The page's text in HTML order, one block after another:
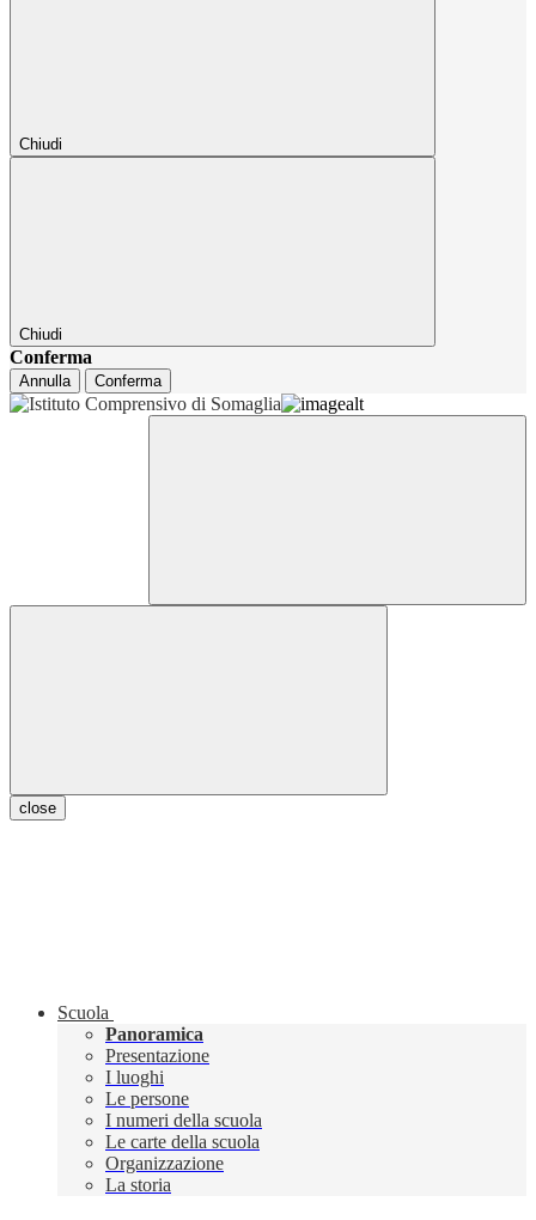
Chiudi
Chiudi
Conferma
Annulla Conferma
close
Scuola
Panoramica
Presentazione
I luoghi
Le persone
I numeri della scuola
Le carte della scuola
Organizzazione
La storia